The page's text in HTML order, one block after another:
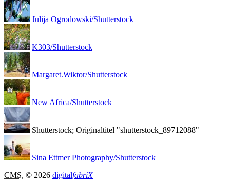
Julija Ogrodowski/Shutterstock
K303/Shutterstock
Margaret.Wiktor/Shutterstock
New Africa/Shutterstock
Shutterstock; Originaltitel "shutterstock_89712088"
Sina Ettmer Photography/Shutterstock
CMS, © 2026 digitalfabriX